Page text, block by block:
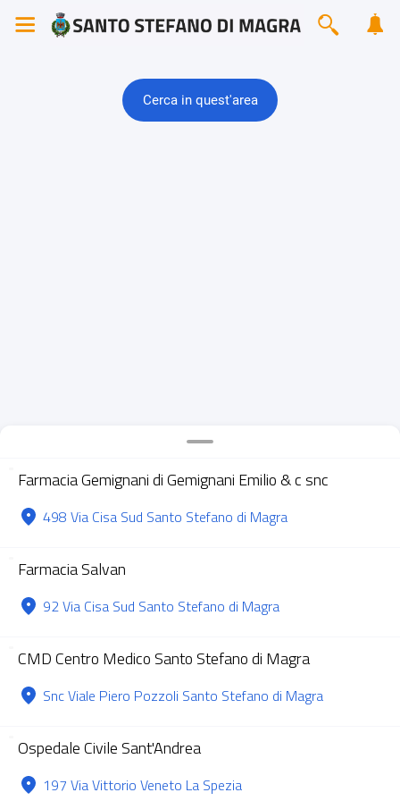
Farmacia Gemignani di Gemignani Emilio & c snc
498 Via Cisa Sud Santo Stefano di Magra
Farmacia Salvan
92 Via Cisa Sud Santo Stefano di Magra
CMD Centro Medico Santo Stefano di Magra
Snc Viale Piero Pozzoli Santo Stefano di Magra
Ospedale Civile Sant'Andrea
197 Via Vittorio Veneto La Spezia
Cerca in quest'area